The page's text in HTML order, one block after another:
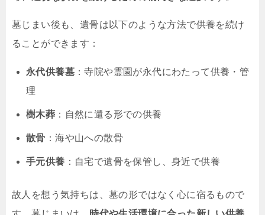
墓じまい後も、遺骨は以下のような方法で供養を続け
ることができます：
永代供養墓 ：寺院や霊園が永代にわたって供養・管
理
樹木葬 ：自然に還る形での供養
散骨 ：海や山への散骨
手元供養 ：自宅で遺骨を保管し、身近で供養
故人を想う気持ちは、墓の形ではなく心に宿るもので